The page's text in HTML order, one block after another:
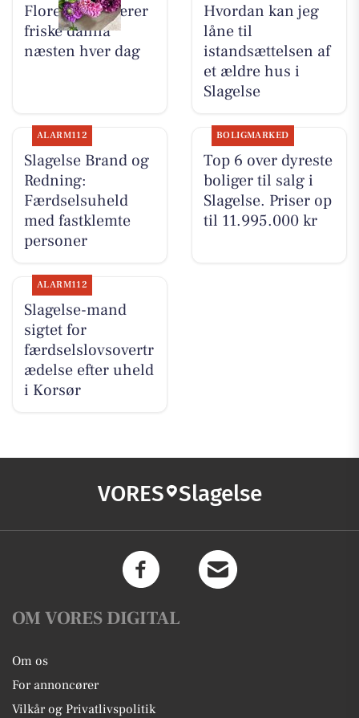
Flore Vida skærer
friske dahlia
næsten hver dag
Hvordan kan jeg
låne til
istandsættelsen af
et ældre hus i
Slagelse
ALARM112
Slagelse Brand og
Redning:
Færdselsuheld
med fastklemte
personer
BOLIGMARKED
Top 6 over dyreste
boliger til salg i
Slagelse. Priser op
til 11.995.000 kr
ALARM112
Slagelse-mand
sigtet for
færdselslovsovertr
ædelse efter uheld
i Korsør
VORES Slagelse
OM VORES DIGITAL
Om os
For annoncører
Vilkår og Privatlivspolitik